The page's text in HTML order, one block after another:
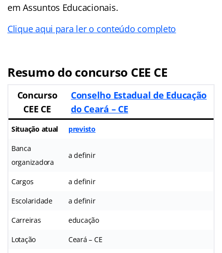
em Assuntos Educacionais.
Clique aqui para ler o conteúdo completo
Resumo do concurso CEE CE
Concurso
CEE CE
Conselho Estadual de Educação
do Ceará – CE
Situação atual previsto
Banca
organizadora
a definir
Cargos a definir
Escolaridade a definir
Carreiras educação
Lotação Ceará – CE